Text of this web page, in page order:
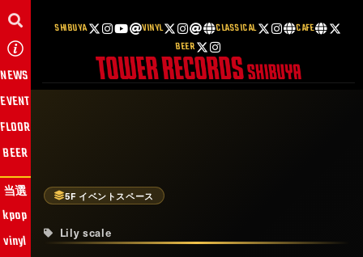
SHIBUYA VINYL CLASSICAL
CAFE
BEER
NEWS
EVENT
当選
FLOOR
BEER
kpop
vinyl
5F イベントスペース
Lily scale